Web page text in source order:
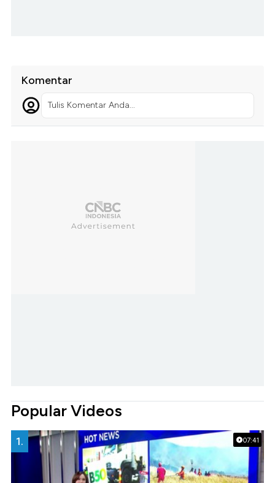
Komentar
Tulis Komentar Anda...
Popular Videos
07:41
1.